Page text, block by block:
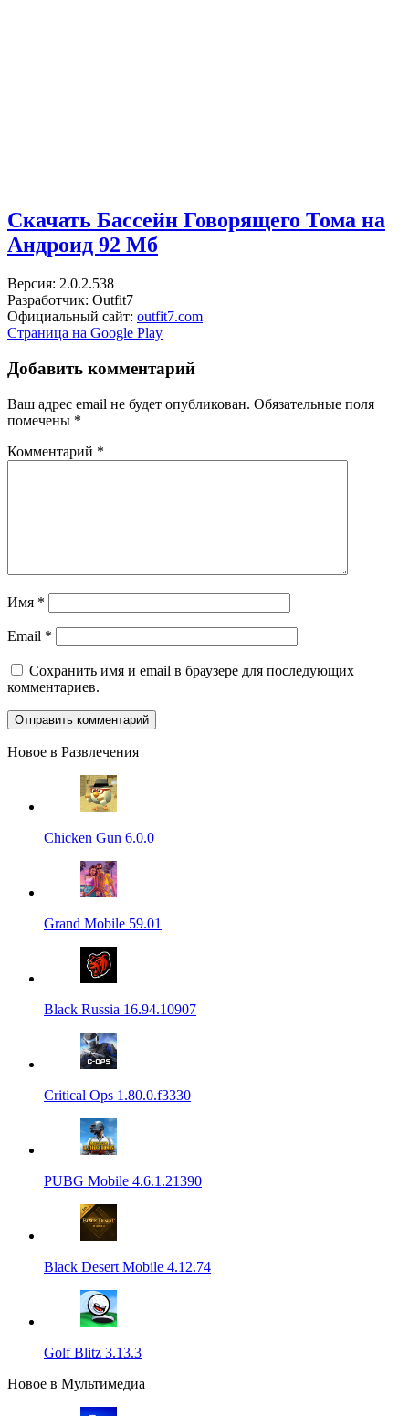
Скачать Бассейн Говорящего Тома на
Андроид 92 Мб
Версия: 2.0.2.538
Разработчик: Outfit7
Официальный сайт: outfit7.com
Страница на Google Play
Добавить комментарий
Ваш адрес email не будет опубликован. Обязательные поля
помечены *
Комментарий *
Имя *
Email *
Сохранить имя и email в браузере для последующих
комментариев.
Новое в Развлечения
Chicken Gun 6.0.0
Grand Mobile 59.01
Black Russia 16.94.10907
Critical Ops 1.80.0.f3330
PUBG Mobile 4.6.1.21390
Black Desert Mobile 4.12.74
Golf Blitz 3.13.3
Новое в Мультимедиа